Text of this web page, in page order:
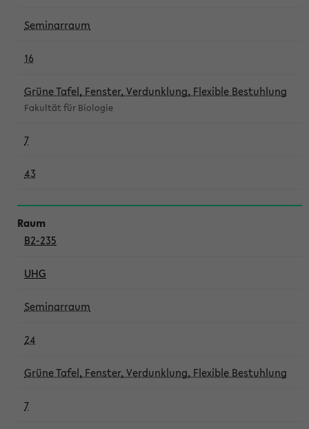
Seminarraum
16
Grüne Tafel, Fenster, Verdunklung, Flexible Bestuhlung
Fakultät für Biologie
7
43
B2-235
UHG
Seminarraum
24
Grüne Tafel, Fenster, Verdunklung, Flexible Bestuhlung
7